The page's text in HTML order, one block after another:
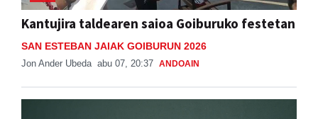
Kantujira taldearen saioa Goiburuko festetan
SAN ESTEBAN JAIAK GOIBURUN 2026
Jon Ander Ubeda abu 07, 20:37 ANDOAIN